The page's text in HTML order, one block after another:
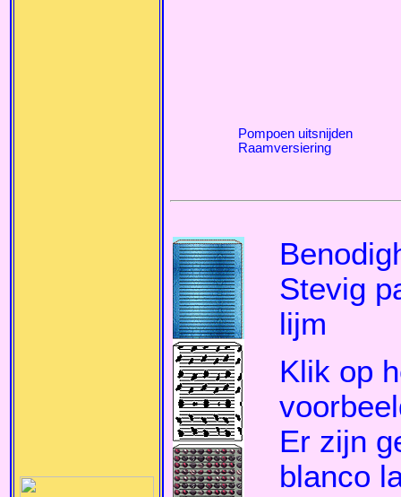
Pompoen uitsnijden
Raamversiering
Stevig
lijm
Klik op
Er zijn
blanco